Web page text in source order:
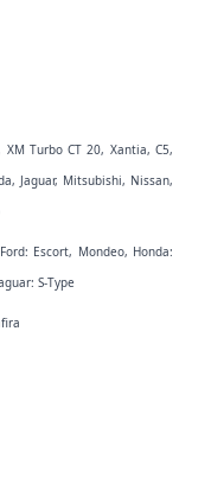
Turbo CT 20, Xantia, C5,
Jaguar, Mitsubishi, Nissan,
Escort, Mondeo, Honda:
S-Type